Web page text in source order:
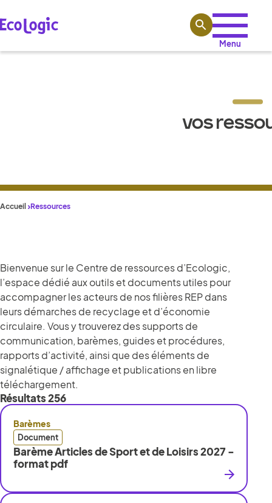
Menu
VOS
Accueil Ressources
Bienvenue sur le Centre de ressources d’Ecologic,
l’espace dédié aux outils et documents utiles pour
accompagner les acteurs de nos filières REP dans
leurs démarches de recyclage et d’économie
circulaire. Vous y trouverez des supports de
communication, barèmes, guides et procédures,
rapports d’activité, ainsi que des éléments de
signalétique / affichage et publications en libre
téléchargement.
Résultats256
Barèmes
Document
Barème Articles de Sport et de Loisirs 2027 -
format pdf